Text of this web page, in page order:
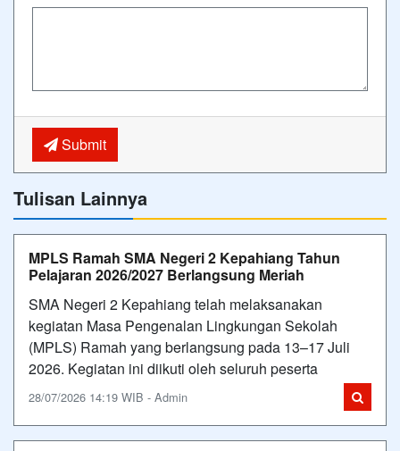
Submit
Tulisan Lainnya
MPLS Ramah SMA Negeri 2 Kepahiang Tahun
Pelajaran 2026/2027 Berlangsung Meriah
SMA Negeri 2 Kepahiang telah melaksanakan
kegiatan Masa Pengenalan Lingkungan Sekolah
(MPLS) Ramah yang berlangsung pada 13–17 Juli
2026. Kegiatan ini diikuti oleh seluruh peserta
28/07/2026 14:19 WIB - Admin